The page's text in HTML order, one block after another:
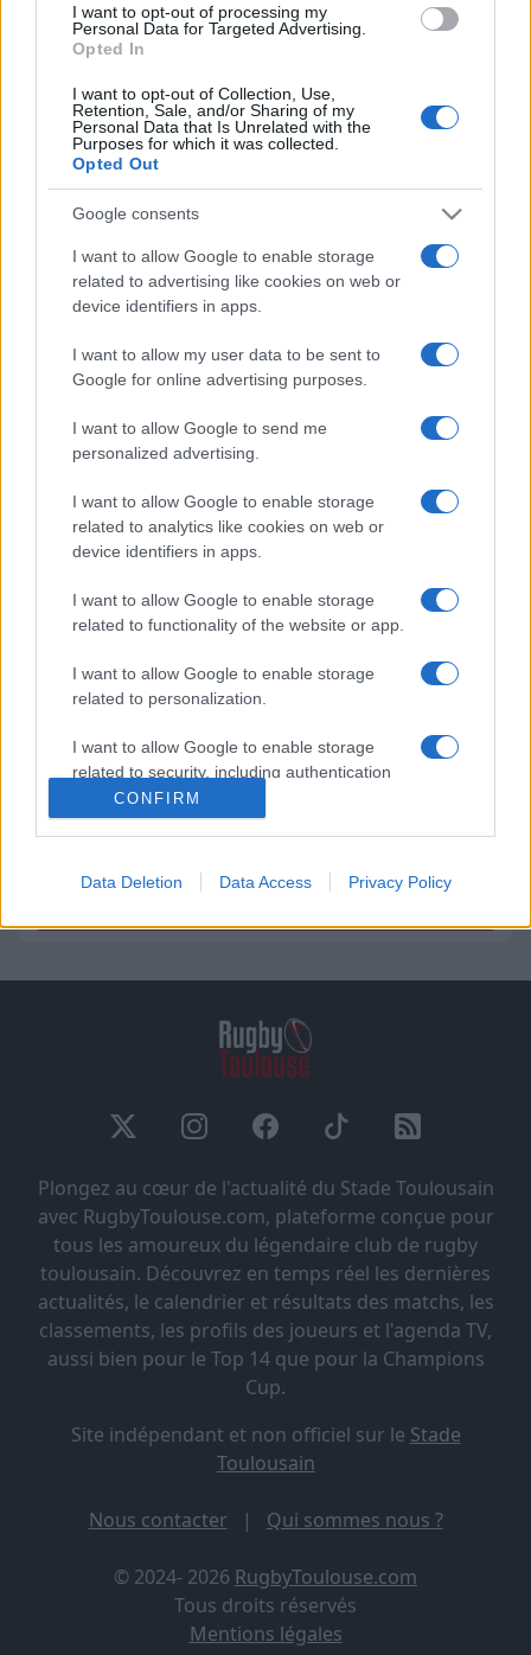
I want to opt-out of processing my
Personal Data for Targeted Advertising.
Opted In
I want to opt-out of Collection, Use,
Retention, Sale, and/or Sharing of my
Personal Data that Is Unrelated with the
Purposes for which it was collected.
Opted Out
Google consents
I want to allow Google to enable storage
related to advertising like cookies on web or
device identifiers in apps.
I want to allow my user data to be sent to
Google for online advertising purposes.
I want to allow Google to send me
personalized advertising.
I want to allow Google to enable storage
related to analytics like cookies on web or
device identifiers in apps.
I want to allow Google to enable storage
related to functionality of the website or app.
I want to allow Google to enable storage
related to personalization.
I want to allow Google to enable storage
related to security, including authentication
functionality and fraud prevention, and other
user protection.
CONFIRM
Data Deletion Data Access Privacy Policy
champion" mais "aucun club ne peut
être placé en dehors du cadre
commun" recadre Yann Roubert
Stade Toulousain : Match amical, date
de reprise, stage... le programme
complet de l'été
06.07 à 12h00
Stade Toulousain : "L'une des plus
compliquées", Romain Ntamack
revient sur une saison "particulière"
05.07 à 12h00
Stade Toulousain : "Ce sera une chose
le 5ème titre d'affilée
Stade Toulousain : "C'est une secte
incroyable", Vincent Moscato
s'exprime sans filtre sur l'hégémonie
du club et les critiques
03.07 à 12h00
Stade Toulousain : "J'ai été me le
chercher", la forte émotion de
Rodrigue Neti pour sa 200ème en
finale
02.07 à 12h00
Stade Toulousain : "Je ne suis pas le
seul à le penser", Paul Graou sacre
Jack Willis après le Brennus
Plongez au cœur de l'actualité du Stade Toulousain
avec RugbyToulouse.com, plateforme conçue pour
tous les amoureux du légendaire club de rugby
toulousain. Découvrez en temps réel les dernières
actualités, le calendrier et résultats des matchs, les
classements, les profils des joueurs et l'agenda TV,
aussi bien pour le Top 14 que pour la Champions
Cup.
Site indépendant et non officiel sur le Stade
Toulousain
Nous contacter | Qui sommes nous ?
© 2024- 2026 RugbyToulouse.com
Tous droits réservés
Mentions légales